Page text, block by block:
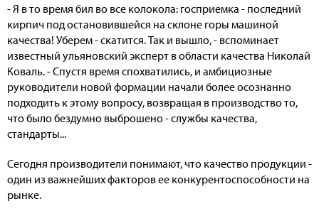
- Я в то время бил во все колокола: госприемка - последний
кирпич под остановившейся на склоне горы машиной
качества! Уберем - скатится. Так и вышло, - вспоминает
известный ульяновский эксперт в области качества Николай
Коваль. - Спустя время спохватились, и амбициозные
руководители новой формации начали более осознанно
подходить к этому вопросу, возвращая в производство то,
что было бездумно выброшено - службы качества,
стандарты...
Сегодня производители понимают, что качество продукции -
один из важнейших факторов ее конкурентоспособности на
рынке.